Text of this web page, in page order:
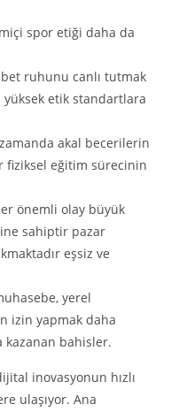
spor etiği daha da
ruhunu canlı tutmak
etik standartlara
akal becerilerin
eğitim sürecinin
önemli olay büyük
sahiptir pazar
eşsiz ve
yerel
izin yapmak daha
kazanan bahisler.
inovasyonun hızlı
ulaşıyor. Ana